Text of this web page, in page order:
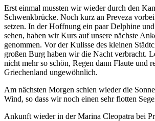
Erst einmal mussten wir wieder durch den
Schwenkbrücke. Noch kurz an Preveza
setzen. In der Hoffnung ein paar Delphine
sehen, haben wir Kurs auf unsere nächste
genommen. Vor der Kulisse des kleinen
großen Burg haben wir die Nacht verbracht.
nicht mehr so schön, Regen dann Flaute und
Griechenland ungewöhnlich.
Am nächsten Morgen schien wieder die
Wind, so dass wir noch einen sehr flotten
Ankunft wieder in der Marina Cleopatra bei